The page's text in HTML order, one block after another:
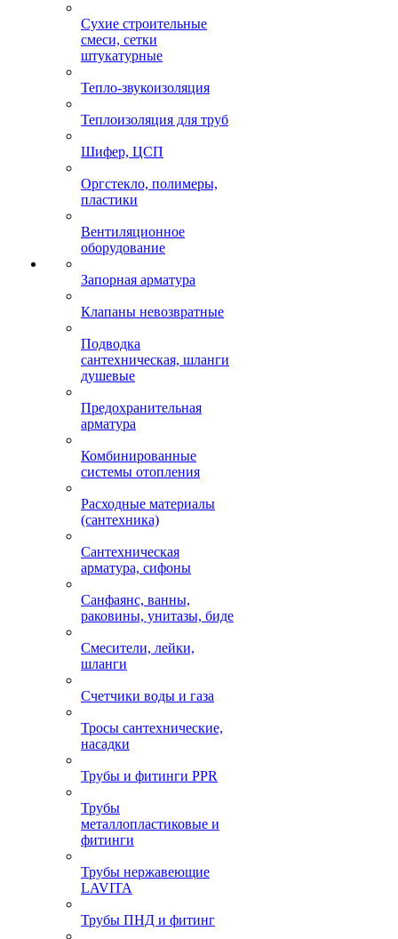
Сухие строительные
смеси, сетки
штукатурные
Тепло-звукоизоляция
Теплоизоляция для труб
Шифер, ЦСП
Оргстекло, полимеры,
пластики
Вентиляционное
оборудование
Запорная арматура
Клапаны невозвратные
Подводка
сантехническая, шланги
душевые
Предохранительная
арматура
Комбинированные
системы отопления
Расходные материалы
(сантехника)
Сантехническая
арматура, сифоны
Санфаянс, ванны,
раковины, унитазы, биде
Смесители, лейки,
шланги
Счетчики воды и газа
Тросы сантехнические,
насадки
Трубы и фитинги PPR
Трубы
металлопластиковые и
фитинги
Трубы нержавеющие
LAVITA
Трубы ПНД и фитинг